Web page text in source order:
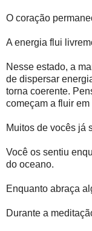
O coração
A energia flui
Nesse estado, a
de dispersar
torna coerente.
começam a fluir em
Muitos de vocês já
Você os sentiu
do oceano.
Enquanto abraça
Durante a